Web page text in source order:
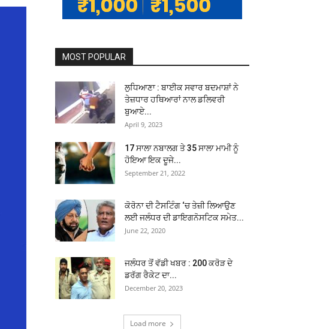
MOST POPULAR
ਲੁਧਿਆਣਾ : ਬਾਈਕ ਸਵਾਰ ਬਦਮਾਸ਼ਾਂ ਨੇ
ਤੇਜ਼ਧਾਰ ਹਥਿਆਰਾਂ ਨਾਲ ਡਲਿਵਰੀ
ਬੁਆਏ...
April 9, 2023
17 ਸਾਲਾ ਨਬਾਲਗ ਤੇ 35 ਸਾਲਾ ਮਾਮੀ ਨੂੰ
ਹੋਇਆ ਇਕ ਦੂਜੇ...
September 21, 2022
ਕੋਰੋਨਾ ਦੀ ਟੈਸਟਿੰਗ ‘ਚ ਤੇਜ਼ੀ ਲਿਆਉਣ
ਲਈ ਜਲੰਧਰ ਦੀ ਡਾਇਗਨੋਸਟਿਕ ਸਮੇਤ...
June 22, 2020
ਜਲੰਧਰ ਤੋਂ ਵੱਡੀ ਖਬਰ : 200 ਕਰੋੜ ਦੇ
ਡਰੱਗ ਰੈਕੇਟ ਦਾ...
December 20, 2023
Load more